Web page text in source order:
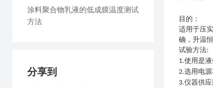
目的：
适用于压
确，升温
试验方法:
1.使用是
2.选用电
3.仪器供
涂料聚合物乳液的低成膜温度测试
方法
分享到